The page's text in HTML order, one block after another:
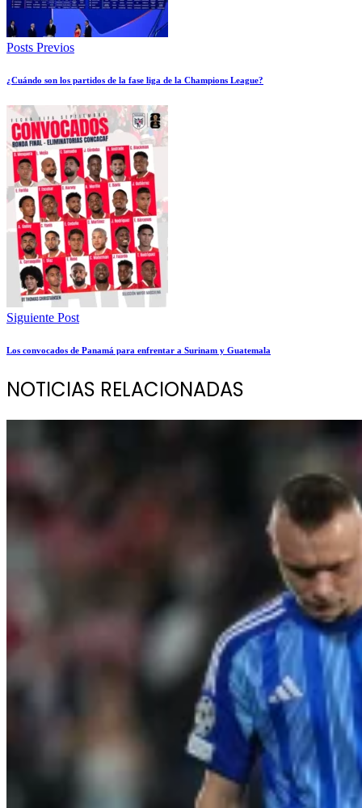
Posts Previos
¿Cuándo son los partidos de la fase liga de la Champions League?
Siguiente Post
Los convocados de Panamá para enfrentar a Surinam y Guatemala
NOTICIAS RELACIONADAS